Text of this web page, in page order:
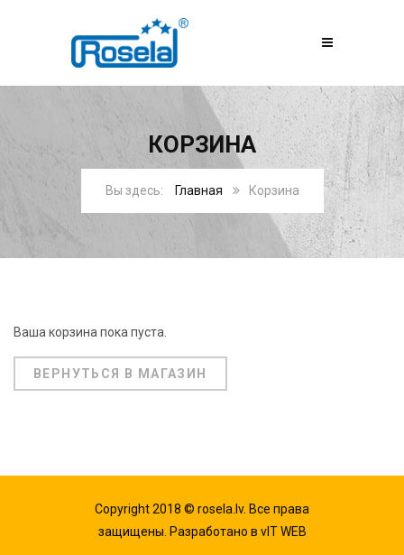
КОРЗИНА
Главная Корзина
Ваша корзина пока пуста.
ВЕРНУТЬСЯ В МАГАЗИН
Copyright 2018 © rosela.lv. Все права
защищены. Разработано в vIT WEB